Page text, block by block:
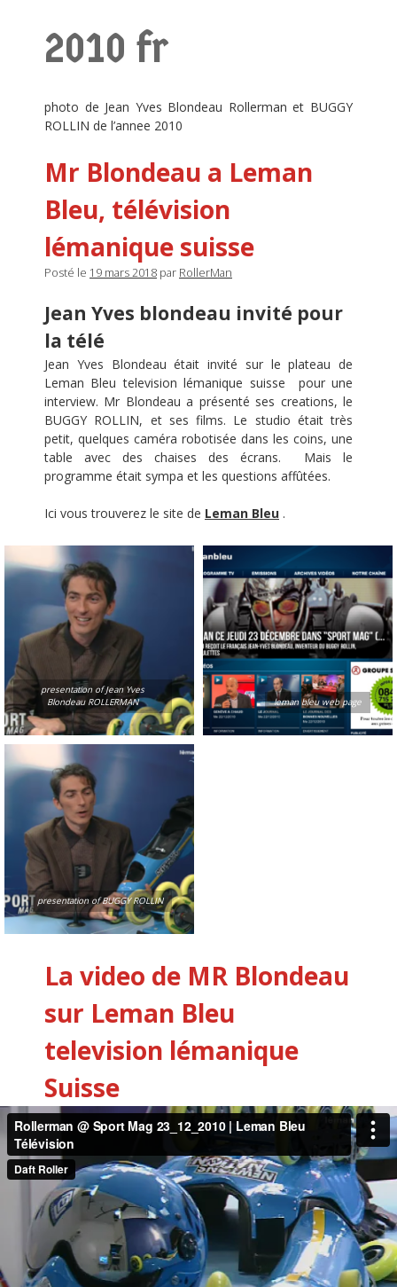
2010 fr
photo de Jean Yves Blondeau Rollerman et BUGGY
ROLLIN de l’annee 2010
Mr Blondeau a Leman
Bleu, télévision
lémanique suisse
Posté le 19 mars 2018 par RollerMan
Jean Yves blondeau invité pour
la télé
Jean Yves Blondeau était invité sur le plateau de
Leman Bleu television lémanique suisse pour une
interview. Mr Blondeau a présenté ses creations, le
BUGGY ROLLIN, et ses films. Le studio était très
petit, quelques caméra robotisée dans les coins, une
table avec des chaises des écrans. Mais le
programme était sympa et les questions affûtées.
Ici vous trouverez le site de Leman Bleu .
presentation of Jean Yves
Blondeau ROLLERMAN
leman bleu web page
presentation of BUGGY ROLLIN
La video de MR Blondeau
sur Leman Bleu
television lémanique
Suisse